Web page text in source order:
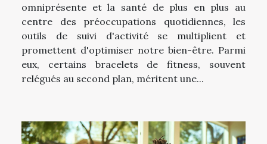
omniprésente et la santé de plus en plus au
centre des préoccupations quotidiennes, les
outils de suivi d'activité se multiplient et
promettent d'optimiser notre bien-être. Parmi
eux, certains bracelets de fitness, souvent
relégués au second plan, méritent une...